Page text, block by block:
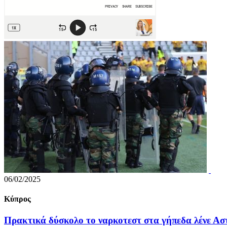
06/02/2025
Κύπρος
Πρακτικά δύσκολο το ναρκοτεστ στα γήπεδα λένε